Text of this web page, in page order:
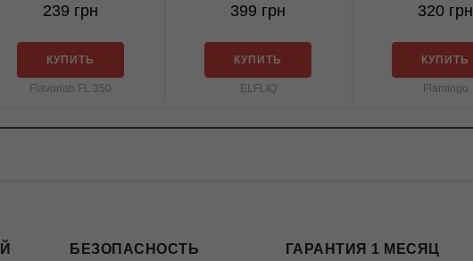
239 грн
КУПИТЬ
Flavorlab FL 350
399 грн
КУПИТЬ
ELFLIQ
320 грн
КУПИТЬ
Flamingo
БЕЗОПАСНОСТЬ
ГАРАНТИЯ 1 МЕСЯЦ